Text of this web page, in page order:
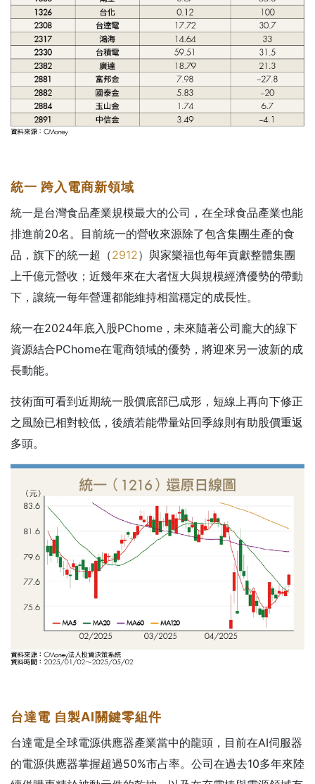
統一 跨入電商新領域
統一是台灣食品產業規模最大的公司，在全球食品產業也能
排進前20名。目前統一的營收來源除了包含集團生產的食
品，旗下的統一超（2912）與家樂福也每年貢獻整體集團
上千億元營收；近幾年來在大者恆大與規模經濟優勢的帶動
下，讓統一每年營運都能維持相當穩定的成長性。
統一在2024年底入股PChome，未來隨著公司龐大的線下
資源結合PChome在電商領域的優勢，將迎來另一波新的成
長動能。
技術面可看到近期統一股價底部已成形，短線上再向下修正
之風險已相對較低，後續若能帶量站回季線則有助股價重返
多頭。
台達電 自製AI關鍵零組件
台達電是全球電源供應器產業當中的龍頭，目前在AI伺服器
的電源供應器掌握超過50%市占率。公司在過去10多年來陸